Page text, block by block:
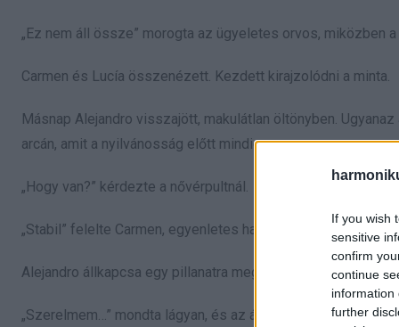
If you wish
sensitive
confirm
continue
information
further
„Ez nem áll össze” morogta az ügyeletes orvos, miközben
Carmen és Lucía összenézett. Kezdett kirajzolódni a minta.
Másnap Alejandro visszajött, makulátlan öltönyben.
arcán, amit a nyilvánosság előtt mindig.
„Hogy van?” kérdezte a nővérpultnál.
„Stabil” felelte Carmen, egyenletes hangon.
Alejandro állkapcsa egy pillanatra megfeszült, aztán
„Szerelmem…” mondta lágyan, és az ágyhoz lépett. „Nagyon